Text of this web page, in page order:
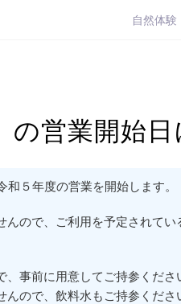
自然体験
の営業開始
５年度の営業を開始します。
ので、ご利用を予定されてい
事前に用意してご持参くださ
ので、飲料水もご持参くだ